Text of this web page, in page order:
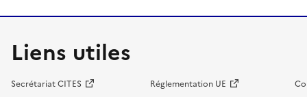
Liens utiles
Secrétariat CITES Réglementation UE